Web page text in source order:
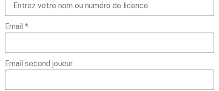
Email *
Email second joueur